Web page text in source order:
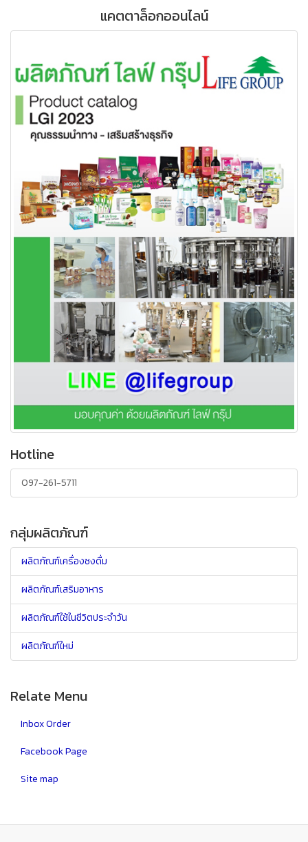
แคตตาล็อกออนไลน์
Hotline
097-261-5711
กลุ่มผลิตภัณฑ์
ผลิตภัณฑ์เครื่องชงดื่ม
ผลิตภัณฑ์เสริมอาหาร
ผลิตภัณฑ์ใช้ในชีวิตประจำวัน
ผลิตภัณฑ์ใหม่
Relate Menu
Inbox Order
Facebook Page
Site map